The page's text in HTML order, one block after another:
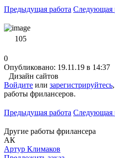
Предыдущая работа Следующая
105
0
Опубликовано: 19.11.19 в 14:37
Дизайн сайтов
Войдите или зарегистрируйтесь
работы фрилансеров.
Предыдущая работа Следующая
Другие работы фрилансера
АК
Артур Климаков